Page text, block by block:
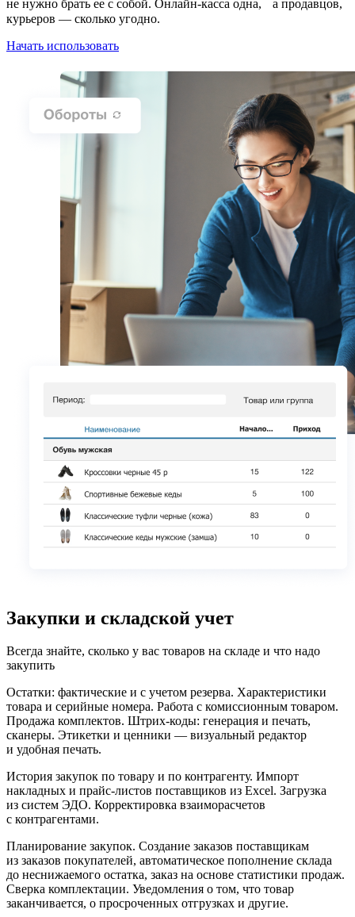
не нужно брать ее с собой. Онлайн-касса одна, а продавцов,
курьеров — сколько угодно.
Начать использовать
Закупки и складской учет
Всегда знайте, сколько у вас товаров на складе и что надо
закупить
Остатки: фактические и с учетом резерва. Характеристики
товара и серийные номера. Работа с комиссионным товаром.
Продажа комплектов. Штрих-коды: генерация и печать,
сканеры. Этикетки и ценники — визуальный редактор
и удобная печать.
История закупок по товару и по контрагенту. Импорт
накладных и прайс-листов поставщиков из Excel. Загрузка
из систем ЭДО. Корректировка взаиморасчетов
с контрагентами.
Планирование закупок. Создание заказов поставщикам
из заказов покупателей, автоматическое пополнение склада
до неснижаемого остатка, заказ на основе статистики продаж.
Сверка комплектации. Уведомления о том, что товар
заканчивается, о просроченных отгрузках и другие.